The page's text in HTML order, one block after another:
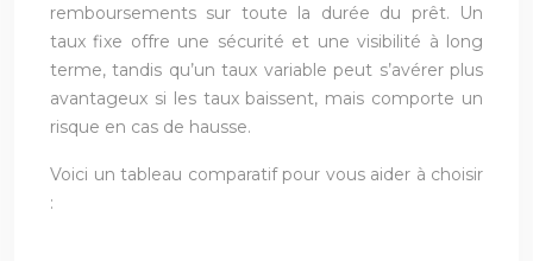
remboursements sur toute la durée du prêt. Un
taux fixe offre une sécurité et une visibilité à long
terme, tandis qu’un taux variable peut s’avérer plus
avantageux si les taux baissent, mais comporte un
risque en cas de hausse.
Voici un tableau comparatif pour vous aider à choisir
: